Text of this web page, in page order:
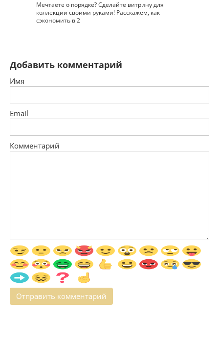
Мечтаете о порядке? Сделайте витрину для
коллекции своими руками! Расскажем, как
сэкономить в 2
Добавить комментарий
Имя
Email
Комментарий